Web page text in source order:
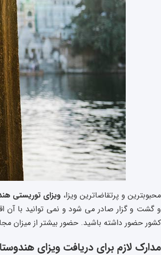
محبوبترین و پرتقاضاترین ویزا، ویزای توریستی
و گشت و گزار صادر می شود و نمی توانید با آن
کشور حضور داشته باشید. حضور بیشتر از میزان
مدارک لازم برای دریافت ویزای